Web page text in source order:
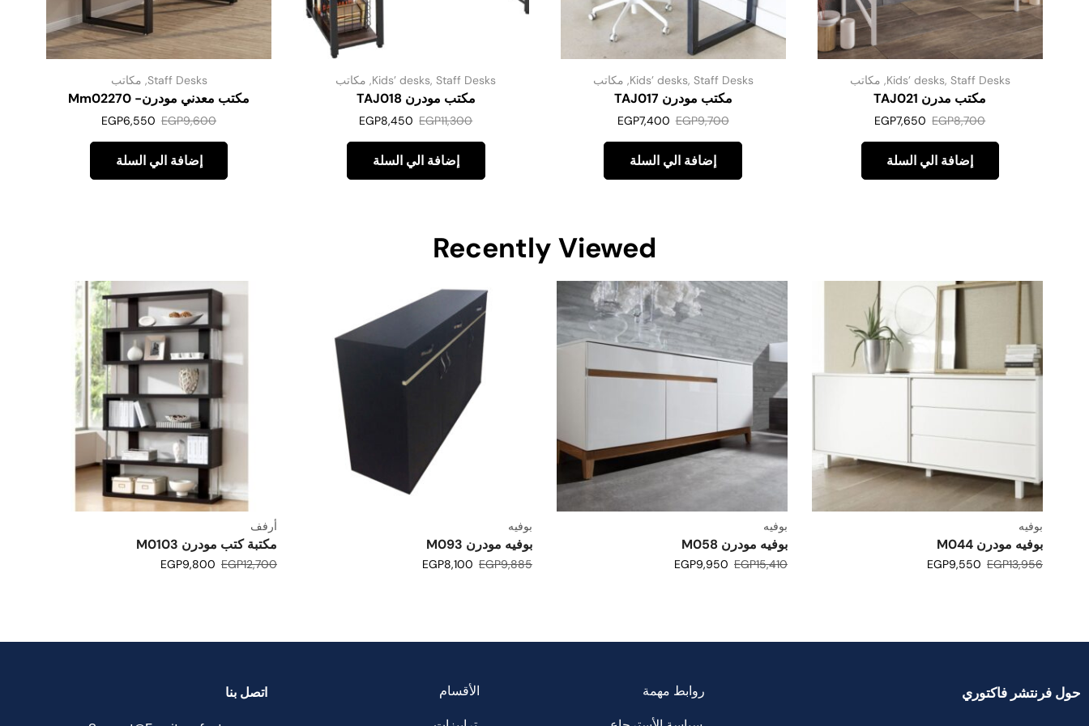
Kids’ desks, Staff Desks
, مكاتب
مكتب مدرن TAJ021
EGP8,700
EGP7,650
إضافة الي السلة
Kids’ desks, Staff Desks
, مكاتب
مكتب مودرن TAJ017
EGP9,700
EGP7,400
إضافة الي السلة
Kids’ desks,Staff Desks
, مكاتب
مكتب مودرن TAJ018
EGP11,300
EGP8,450
إضافة الي السلة
Staff Desks
, مكاتب
مكتب معدني مودرن- Mm02270
EGP9,600
EGP6,550
إضافة الي السلة
Recently Viewed
بوفيه
بوفيه مودرن M044
EGP13,956
EGP9,550
بوفيه
بوفيه مودرن M058
EGP15,410
EGP9,950
بوفيه
بوفيه مودرن M093
EGP9,885
EGP8,100
أرفف
مكتبة كتب مودرن M0103
EGP12,700
EGP9,800
حول فرنتشر فاكتوري
روابط مهمة
الأقسام
اتصل بنا